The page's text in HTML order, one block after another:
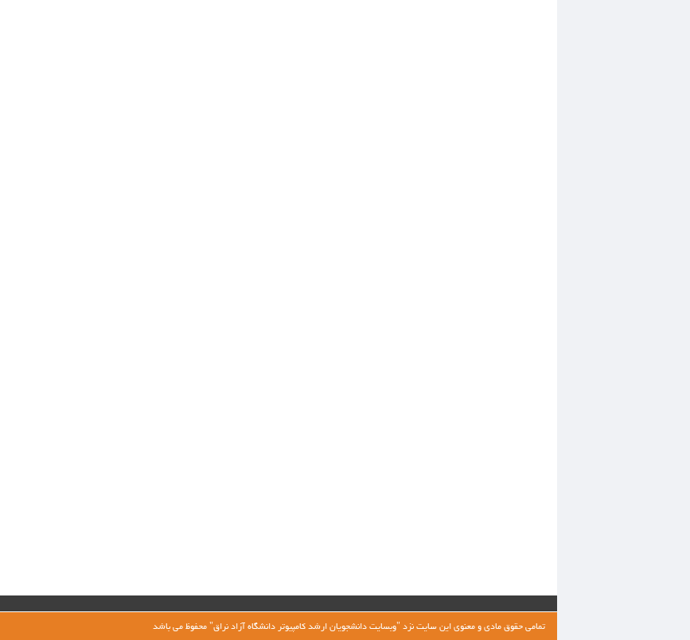
تمامی حقوق مادی و معنوی این سایت نزد "وبسایت دانشجویان ارشد کامپیوتر دانشگاه آزاد نراق" محفوظ می باشد